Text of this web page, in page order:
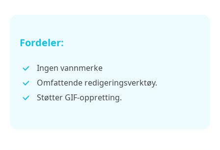
Fordeler:
Ingen vannmerke
Omfattende redigeringsverktøy.
Støtter GIF-oppretting.